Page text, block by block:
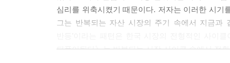
와 우크라이나 전쟁 당시를 보면 PBR 0.8배까지
를 환율 상승으로 경쟁력이 강화된 한국 수출 대형
심리를 위축시켰기 때문이다. 저자는 이러한 시기
그는 반복되는 자산 시장의 주기 속에서 지금
되풀이된다》는 반복되는 시장 사이클 속에서 전